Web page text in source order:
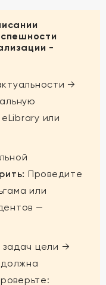
-
→
или
Проведите
или
—
задач цели →